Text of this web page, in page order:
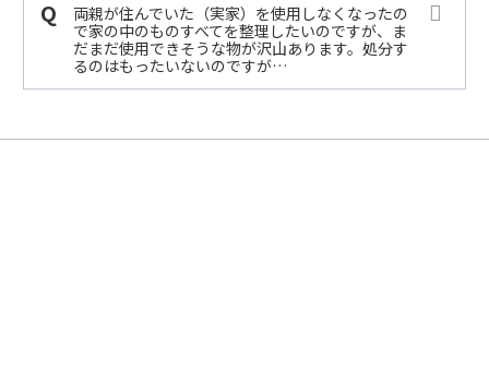
両親が住んでいた（実家）を使用しなくなったの
で家の中のものすべてを整理したいのですが、ま
だまだ使用できそうな物が沢山あります。処分す
るのはもったいないのですが…